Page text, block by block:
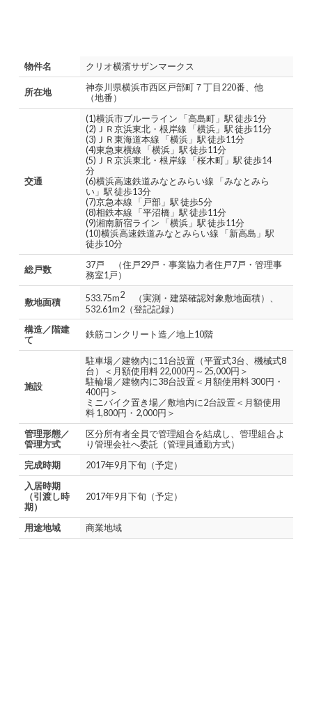
物件名 クリオ横濱サザンマークス
所在地
神奈川県横浜市西区戸部町７丁目220番、他
（地番）
交通
(1)横浜市ブルーライン 「高島町」駅 徒歩1分
(2)ＪＲ京浜東北・根岸線 「横浜」駅 徒歩11分
(3)ＪＲ東海道本線 「横浜」駅 徒歩11分
(4)東急東横線 「横浜」駅 徒歩11分
(5)ＪＲ京浜東北・根岸線 「桜木町」駅 徒歩14
分
(6)横浜高速鉄道みなとみらい線 「みなとみら
い」駅 徒歩13分
(7)京急本線 「戸部」駅 徒歩5分
(8)相鉄本線 「平沼橋」駅 徒歩11分
(9)湘南新宿ライン 「横浜」駅 徒歩11分
(10)横浜高速鉄道みなとみらい線 「新高島」駅
徒歩10分
総戸数
37戸 （住戸29戸・事業協力者住戸7戸・管理事
務室1戸）
敷地面積 533.75m2（実測・建築確認対象敷地面積）、
532.61m2（登記記録）
構造／階建
て
鉄筋コンクリート造／地上10階
施設
駐車場／建物内に11台設置（平置式3台、機械式8
台）＜月額使用料 22,000円～25,000円＞
駐輪場／建物内に38台設置＜月額使用料 300円・
400円＞
ミニバイク置き場／敷地内に2台設置＜月額使用
料 1,800円・2,000円＞
管理形態／
管理方式
区分所有者全員で管理組合を結成し、管理組合よ
り管理会社へ委託（管理員通勤方式）
完成時期
2017年9月下旬（予定）
入居時期
（引渡し時
期）
2017年9月下旬（予定）
用途地域 商業地域